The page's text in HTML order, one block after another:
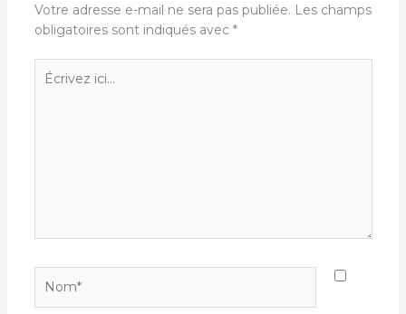
Votre adresse e-mail ne sera pas publiée. Les champs
obligatoires sont indiqués avec *
Écrivez
ici…